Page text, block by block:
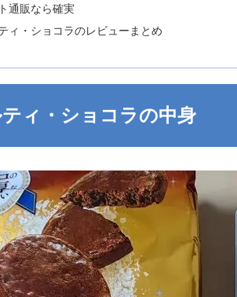
通販なら確実
ィ・ショコラのレビューまとめ
ィ・ショコラの中身